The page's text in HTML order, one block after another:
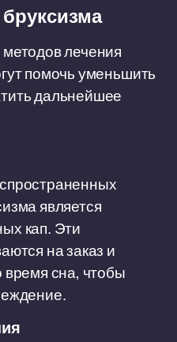
лечения
помочь уменьшить
дальнейшее
является
кап. Эти
на заказ и
время сна, чтобы